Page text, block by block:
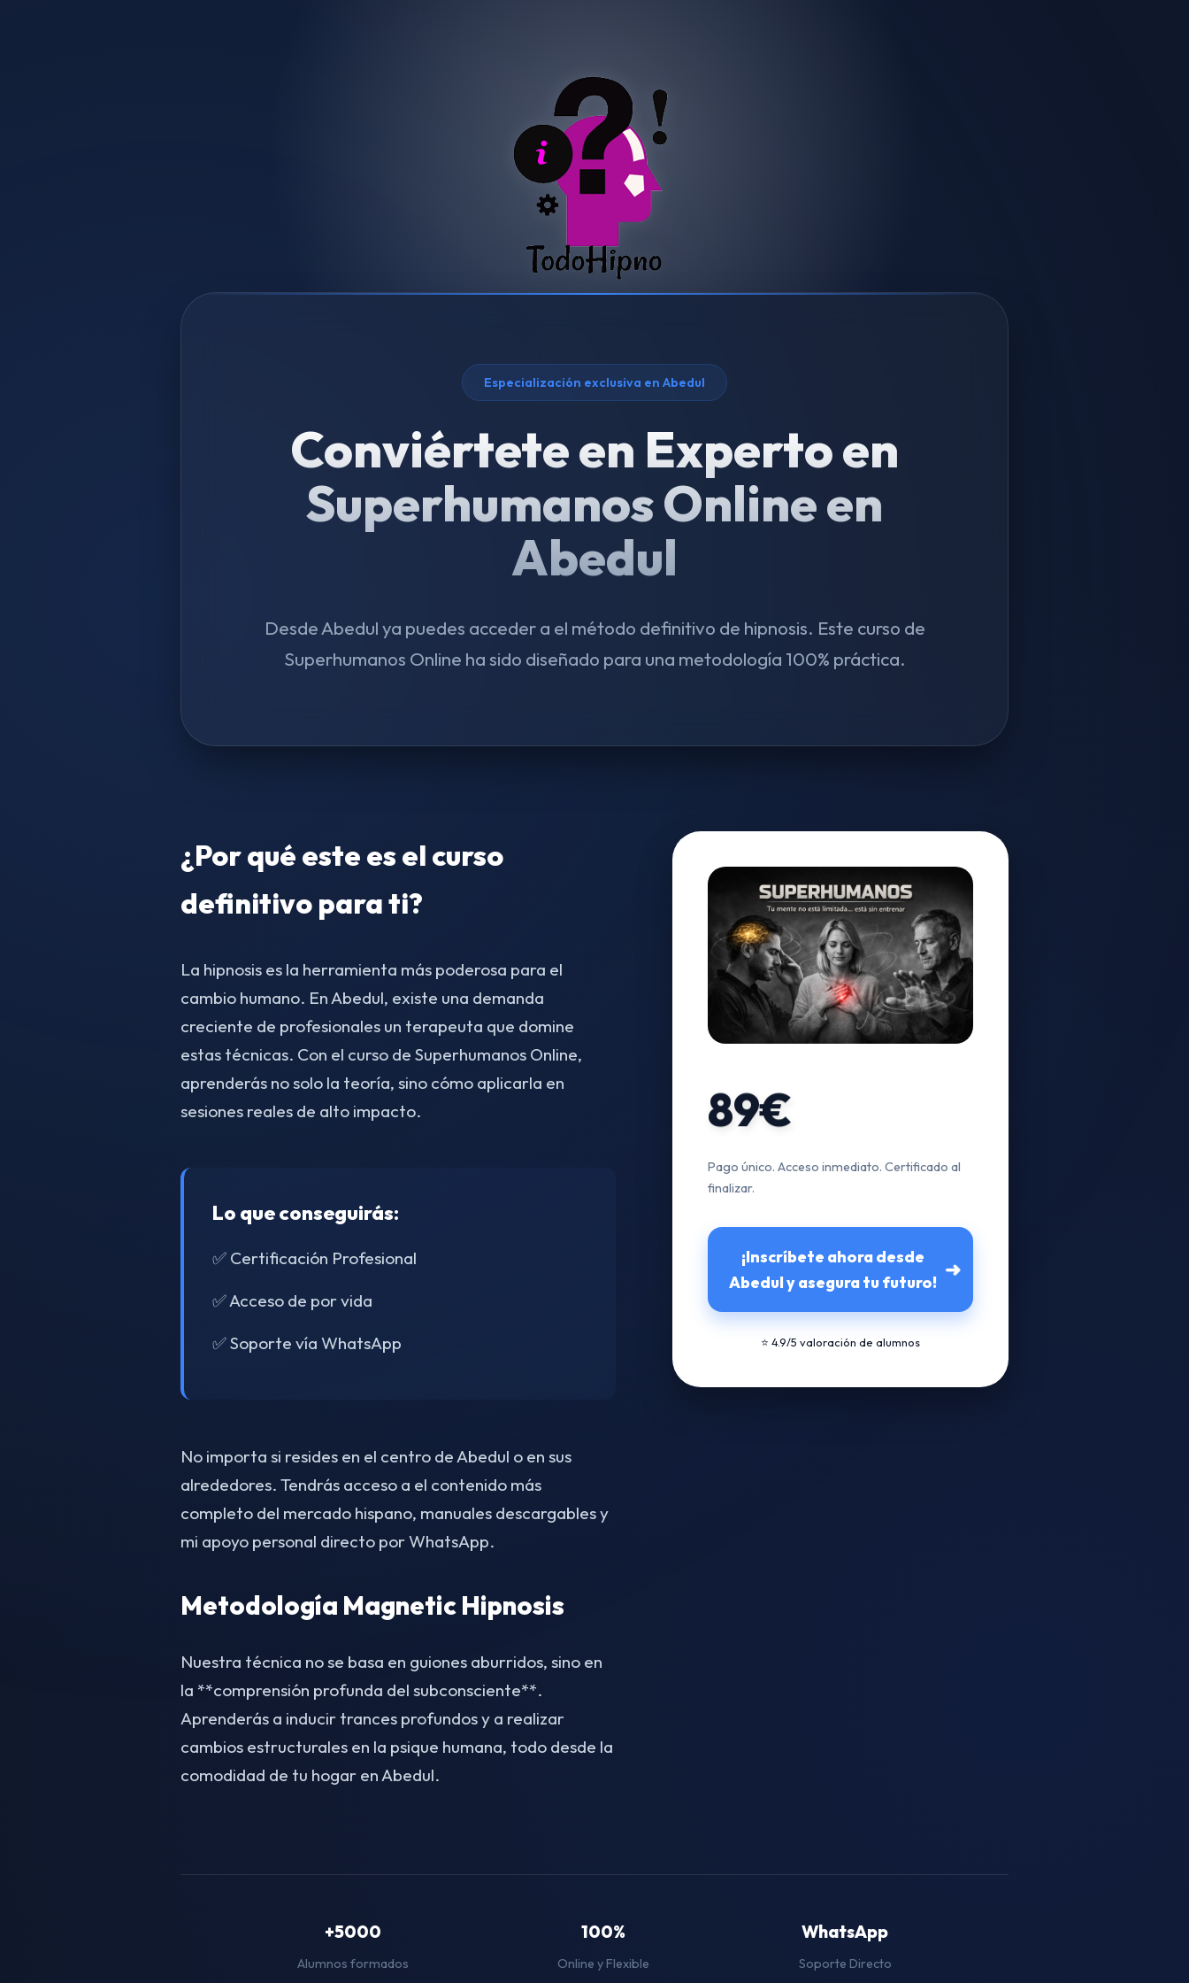
Especialización exclusiva en Abedul
Conviértete en Experto en
Superhumanos Online en
Abedul
Desde Abedul ya puedes acceder a el método definitivo de hipnosis. Este curso de
Superhumanos Online ha sido diseñado para una metodología 100% práctica.
¿Por qué este es el curso
definitivo para ti?
La hipnosis es la herramienta más poderosa para el
cambio humano. En Abedul, existe una demanda
creciente de profesionales un terapeuta que domine
estas técnicas. Con el curso de Superhumanos Online,
aprenderás no solo la teoría, sino cómo aplicarla en
sesiones reales de alto impacto.
Lo que conseguirás:
✅ Certificación Profesional
✅ Acceso de por vida
✅ Soporte vía WhatsApp
No importa si resides en el centro de Abedul o en sus
alrededores. Tendrás acceso a el contenido más
completo del mercado hispano, manuales descargables y
mi apoyo personal directo por WhatsApp.
Metodología Magnetic Hipnosis
Nuestra técnica no se basa en guiones aburridos, sino en
la **comprensión profunda del subconsciente**.
Aprenderás a inducir trances profundos y a realizar
cambios estructurales en la psique humana, todo desde la
comodidad de tu hogar en Abedul.
89€
Pago único. Acceso inmediato. Certificado al
finalizar.
¡Inscríbete ahora desde
Abedul y asegura tu futuro!
➜
⭐ 4.9/5 valoración de alumnos
+5000
Alumnos formados
100%
Online y Flexible
WhatsApp
Soporte Directo